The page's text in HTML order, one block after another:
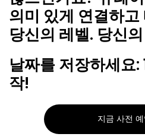
의미 있게 연결하
당신의 레벨. 당신
날짜를 저장하세요:
작!
지금 사전